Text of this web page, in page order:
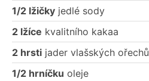
1/2 lžičky jedlé sody
2 lžíce kvalitního kakaa
2 hrsti jader vlašských ořechů
1/2 hrníčku oleje